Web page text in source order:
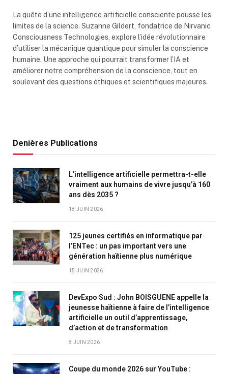
La quête d’une intelligence artificielle consciente pousse les
limites de la science. Suzanne Gildert, fondatrice de Nirvanic
Consciousness Technologies, explore l’idée révolutionnaire
d’utiliser la mécanique quantique pour simuler la conscience
humaine. Une approche qui pourrait transformer l’IA et
améliorer notre compréhension de la conscience, tout en
soulevant des questions éthiques et scientifiques majeures.
Denières Publications
L’intelligence artificielle permettra-t-elle
vraiment aux humains de vivre jusqu’à 160
ans dès 2035 ?
18 JUIN 2026
125 jeunes certifiés en informatique par
l’ENTec : un pas important vers une
génération haïtienne plus numérique
15 JUIN 2026
DevExpo Sud : John BOISGUENE appelle la
jeunesse haïtienne à faire de l’intelligence
artificielle un outil d’apprentissage,
d’action et de transformation
8 JUIN 2026
Coupe du monde 2026 sur YouTube :